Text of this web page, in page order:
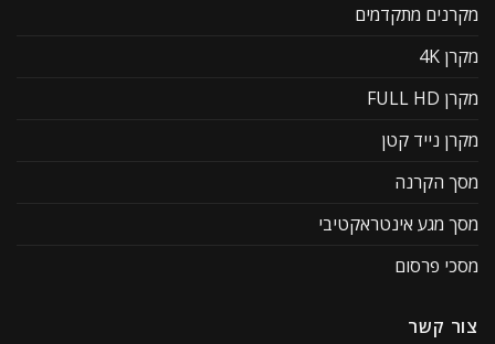
מקרנים מתקדמים
מקרן 4K
מקרן FULL HD
מקרן נייד קטן
מסך הקרנה
מסך מגע אינטראקטיבי
מסכי פרסום
צור קשר